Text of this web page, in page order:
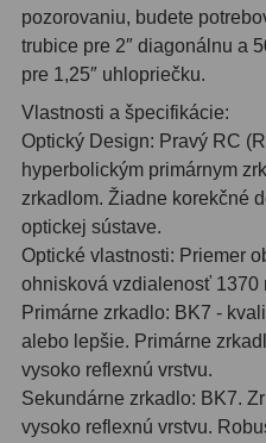
Montáže93
Azimutálne AZ5
Equatoriálne EQ19
Fotografické montáže5
Statívy a piliere
Tubusové kruhy10
Motorové pohony 13
Lišty8
Protizávažia
pozorovaniu, budete
trubice pre 2″ diagonálnu a
pre 1,25″ uhlopriečku.
Vlastnosti a špecifikácie:
Optický Design: Pravý RC
hyperbolickým primárnym
zrkadlom. Žiadne korekčné
optickej sústave.
Optické vlastnosti: Priemer
ohnisková vzdialenosť 1370
Primárne zrkadlo: BK7 -
alebo lepšie. Primárne
vysoko reflexnú vrstvu.
Sekundárne zrkadlo: BK7.
vysoko reflexnú vrstvu.